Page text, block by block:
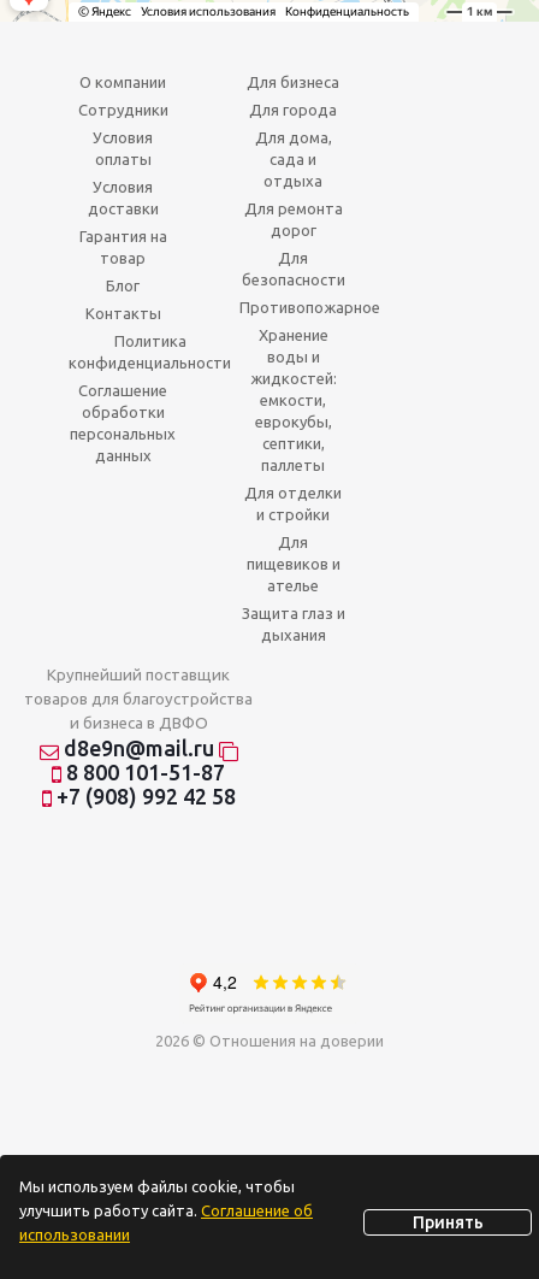
О компании
Сотрудники
Условия
оплаты
Условия
доставки
Гарантия на
товар
Блог
Контакты
Политика
конфиденциальности
Соглашение
обработки
персональных
данных
Для бизнеса
Для города
Для дома,
сада и
отдыха
Для ремонта
дорог
Для
безопасности
Противопожарное
Хранение
воды и
жидкостей:
емкости,
еврокубы,
септики,
паллеты
Для отделки
и стройки
Для
пищевиков и
ателье
Защита глаз и
дыхания
Крупнейший поставщик
товаров для благоустройства
и бизнеса в ДВФО
d8e9n@mail.ru
8 800 101-51-87
+7 (908) 992 42 58
2026 © Отношения на доверии
Мы используем файлы cookie, чтобы
улучшить работу сайта. Соглашение об
использовании
Принять